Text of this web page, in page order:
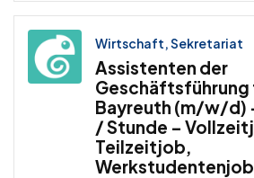
Wirtschaft, Sekretariat
Assistenten der
Geschäftsführung
Bayreuth (m/w/d)
/ Stunde –
Teilzeitjob,
Werkstudentenjob